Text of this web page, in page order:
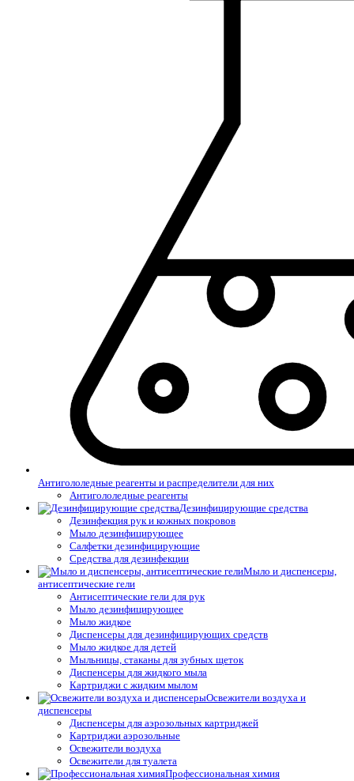
Антигололедные реагенты и распределители для них
Антигололедные реагенты
Дезинфицирующие средства
Дезинфекция рук и кожных покровов
Мыло дезинфицирующее
Салфетки дезинфицирующие
Средства для дезинфекции
Мыло и диспенсеры,
антисептические гели
Антисептические гели для рук
Мыло дезинфицирующее
Мыло жидкое
Диспенсеры для дезинфицирующих средств
Мыло жидкое для детей
Мыльницы, стаканы для зубных щеток
Диспенсеры для жидкого мыла
Картриджи с жидким мылом
Освежители воздуха и
диспенсеры
Диспенсеры для аэрозольных картриджей
Картриджи аэрозольные
Освежители воздуха
Освежители для туалета
Профессиональная химия